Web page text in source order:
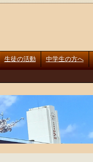
生徒の活動 中学生の方へ